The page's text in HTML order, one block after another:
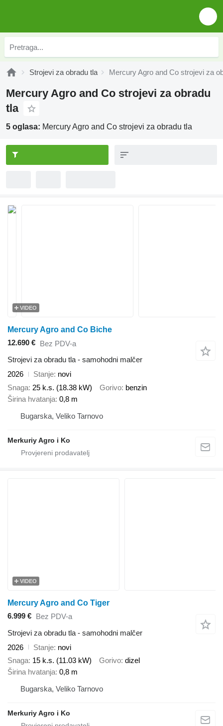
Strojevi za obradu tla Mercury Agro and Co strojevi za
Mercury Agro and Co strojevi za obradu
tla
5 oglasa: Mercury Agro and Co strojevi za obradu tla
VIDEO
Mercury Agro and Co Biche
12.690 € Bez PDV-a
Strojevi za obradu tla - samohodni malčer
2026
Stanje novi
Snaga 25 k.s. (18.38 kW) Gorivo benzin
Širina hvatanja 0,8 m
Bugarska, Veliko Tarnovo
Merkuriy Agro i Ko
VIDEO
Mercury Agro and Co Tiger
6.999 € Bez PDV-a
Strojevi za obradu tla - samohodni malčer
2026
Stanje novi
Snaga 15 k.s. (11.03 kW) Gorivo dizel
Širina hvatanja 0,8 m
Bugarska, Veliko Tarnovo
Merkuriy Agro i Ko